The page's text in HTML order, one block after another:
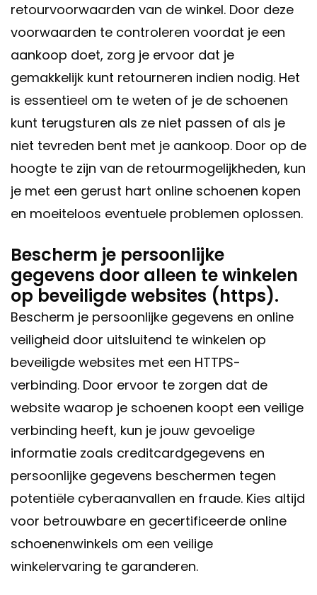
retourvoorwaarden van de winkel. Door deze
voorwaarden te controleren voordat je een
aankoop doet, zorg je ervoor dat je
gemakkelijk kunt retourneren indien nodig. Het
is essentieel om te weten of je de schoenen
kunt terugsturen als ze niet passen of als je
niet tevreden bent met je aankoop. Door op de
hoogte te zijn van de retourmogelijkheden, kun
je met een gerust hart online schoenen kopen
en moeiteloos eventuele problemen oplossen.
Bescherm je persoonlijke
gegevens door alleen te winkelen
op beveiligde websites (https).
Bescherm je persoonlijke gegevens en online
veiligheid door uitsluitend te winkelen op
beveiligde websites met een HTTPS-
verbinding. Door ervoor te zorgen dat de
website waarop je schoenen koopt een veilige
verbinding heeft, kun je jouw gevoelige
informatie zoals creditcardgegevens en
persoonlijke gegevens beschermen tegen
potentiële cyberaanvallen en fraude. Kies altijd
voor betrouwbare en gecertificeerde online
schoenenwinkels om een veilige
winkelervaring te garanderen.